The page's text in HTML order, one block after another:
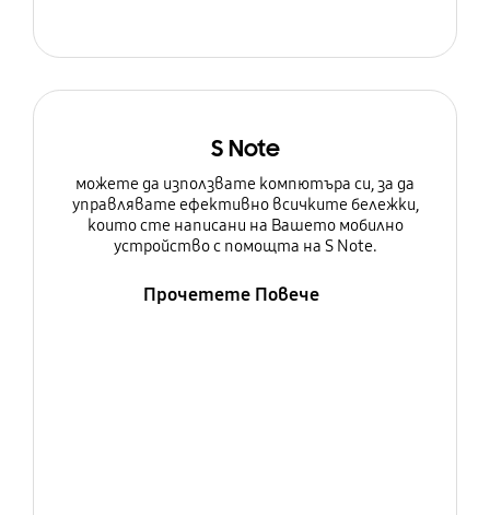
S Note
можете да използвате компютъра си, за да
управлявате ефективно всичките бележки,
които сте написани на Вашето мобилно
устройство с помощта на S Note.
Прочетете Повече